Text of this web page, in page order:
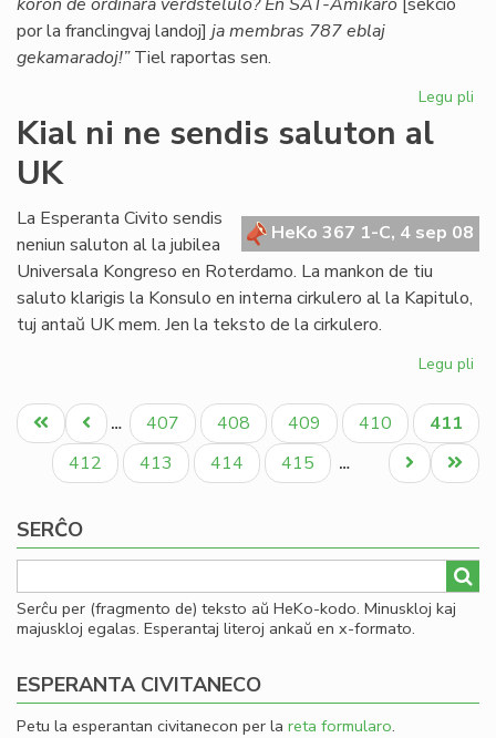
por la franclingvaj landoj] ja membras 787 eblaj
gekamaradoj!”Tiel raportas sen.
Legu pli
Kial ni ne sendis saluton al
UK
HeKo 367 1-C, 4 sep 08
La Esperanta Civito sendis
neniun saluton al la jubilea
Universala Kongreso en Roterdamo. La mankon de tiu
saluto klarigis la Konsulo en interna cirkulero al la Kapitulo,
tuj antaŭ UK mem. Jen la teksto de la cirkulero.
Legu pli
ni
ne
Pagination
Unua
paĝo
Antaŭa
paĝo
… Paĝo
407 Paĝo
408 Paĝo
409 Paĝo
410
Aktuala
paĝo
411
Paĝo
412 Paĝo
413 Paĝo
414 Paĝo
415 …
Last
page
Next
page
SERĈO
Serĉu per (fragmento de) teksto aŭ HeKo-kodo. Minuskloj kaj
majuskloj egalas. Esperantaj literoj ankaŭ en x-formato.
ESPERANTA CIVITANECO
Petu la esperantan civitanecon per la reta formularo.